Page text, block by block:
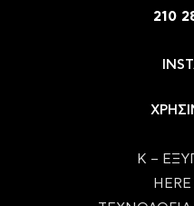
210
Κ –